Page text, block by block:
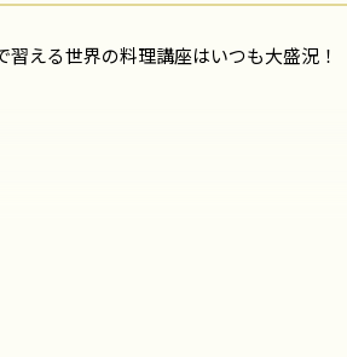
習える世界の料理講座はいつも大盛況